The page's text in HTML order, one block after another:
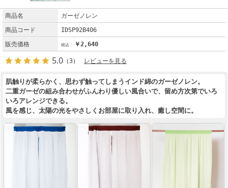
商品名
ガーゼノレン
商品コード
IDSP92B406
販売価格
￥2,640
5.0 （3） レビューを見る
肌触りが柔らかく、思わず触ってしまうインド綿のガーゼノレン。
二重ガーゼの組み合わせがふんわり優しい風合いで、留め方次第でいろ
いろアレンジできる。
風を感じ、太陽の光をやさしくお部屋に取り入れ、癒し空間に。